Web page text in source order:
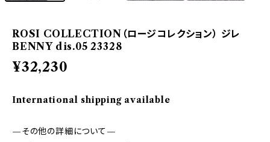
ROSI COLLECTION（ロージコレクション） ジレ
BENNY dis.05 23328
¥32,230
International shipping available
—その他の詳細について—